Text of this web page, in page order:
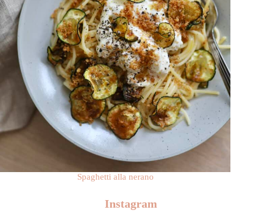
Spaghetti alla nerano
Instagram